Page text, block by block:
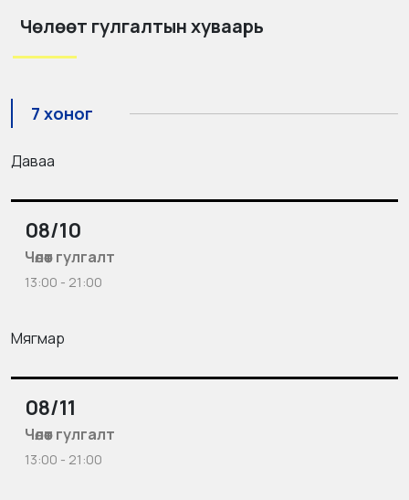
Чөлөөт гулгалтын хуваарь
7 хоног
Даваа
08/10
Чөлөөт гулгалт
13:00 - 21:00
Мягмар
08/11
Чөлөөт гулгалт
13:00 - 21:00